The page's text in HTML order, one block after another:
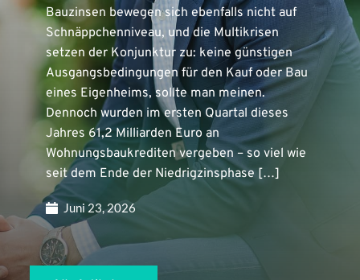
Bauzinsen bewegen sich ebenfalls nicht auf
Schnäppchenniveau, und die Multikrisen
setzen der Konjunktur zu: keine günstigen
Ausgangsbedingungen für den Kauf oder Bau
eines Eigenheims, sollte man meinen.
Dennoch wurden im ersten Quartal dieses
Jahres 61,2 Milliarden Euro an
Wohnungsbaukrediten vergeben – so viel wie
seit dem Ende der Niedrigzinsphase […]
Juni 23, 2026